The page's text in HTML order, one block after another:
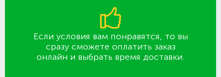
Если условия вам понравятся, то вы
сразу сможете оплатить заказ
онлайн и выбрать время доставки.